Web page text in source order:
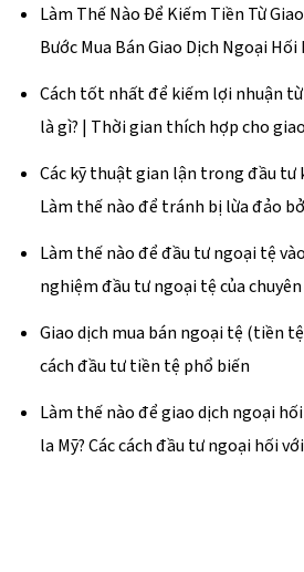
Làm Thế Nào Để Kiếm Tiền Từ
Bước Mua Bán Giao Dịch Ngoại
Cách tốt nhất để kiếm lợi nhuận
là gì? | Thời gian thích hợp cho
kiếm tiền
Các kỹ thuật gian lận trong đầu tư
Làm thế nào để tránh bị lừa đảo
pháp?
Làm thế nào để đầu tư ngoại tệ
nghiệm đầu tư ngoại tệ của
Giao dịch mua bán ngoại tệ (tiền
cách đầu tư tiền tệ phổ biến
Làm thế nào để giao dịch ngoại
la Mỹ? Các cách đầu tư ngoại hối